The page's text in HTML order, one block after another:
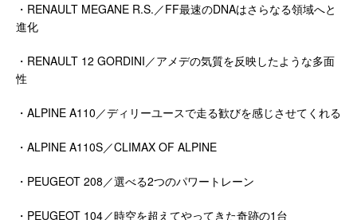
・RENAULT MEGANE R.S.／FF最速のDNAはさらなる領域へと
進化
・RENAULT 12 GORDINI／アメデの気質を反映したような多面
性
・ALPINE A110／ディリーユースで走る歓びを感じさせてくれる
・ALPINE A110S／CLIMAX OF ALPINE
・PEUGEOT 208／選べる2つのパワートレーン
・PEUGEOT 104／時空を超えてやってきた奇跡の1台